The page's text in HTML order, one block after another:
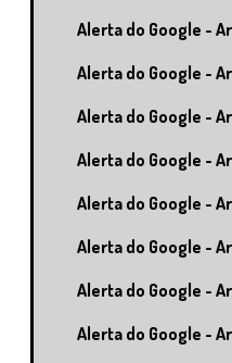
Alerta do Google -
Alerta do Google -
Alerta do Google -
Alerta do Google -
Alerta do Google -
Alerta do Google -
Alerta do Google -
Alerta do Google -